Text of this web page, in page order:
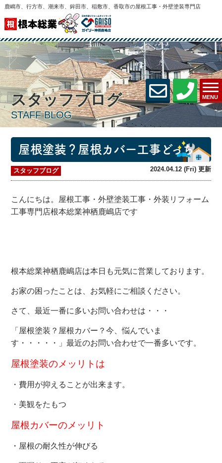
鹿嶋市、行方市、潮来市、鉾田市、稲敷市、香取市の屋根工事・外壁塗装専門店
MENU
スタッフブログ
STAFF BLOG
屋根塗装？屋根カバー工事どっち
スタッフブログ 2024.04.12 (Fri) 更新
こんにちは。屋根工事・外壁塗装工事・外装リフォーム
工事専門店根本総業神栖鹿嶋店です
根本総業神栖鹿嶋店は本日も元気に営業しております。
お家の困ったことは、お気軽にご相談ください。
さて、最近一番に多いお問い合わせは・・・
「屋根塗装？屋根カバー？今、悩んでいま
す・・・・・」最近のお問い合わせで一番多いです。
屋根塗装のメッリトは
・費用が抑えることが出来ます。
・美観をたもつ
屋根カバーのメッリト
・屋根の耐久性が伸びる